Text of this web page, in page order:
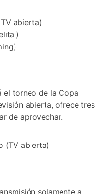
abierta)
el torneo de la Copa
abierta, ofrece tres
de aprovechar.
(TV abierta)
solamente a